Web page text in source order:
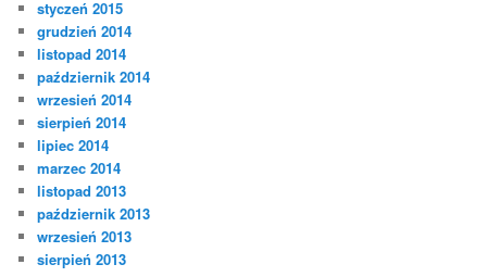
styczeń 2015
grudzień 2014
listopad 2014
październik 2014
wrzesień 2014
sierpień 2014
lipiec 2014
marzec 2014
listopad 2013
październik 2013
wrzesień 2013
sierpień 2013